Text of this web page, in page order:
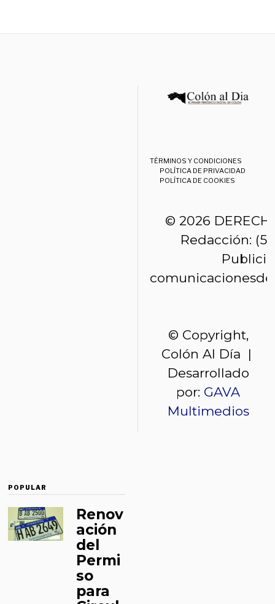
TÉRMINOS Y CONDICIONES
POLÍTICA DE PRIVACIDAD
POLÍTICA DE COOKIES
© 2026
Redacción:
© Copyright,
Colón Al Día |
Desarrollado
por: GAVA
Multimedios
POPULAR
Renov
ación
del
Permi
so
para